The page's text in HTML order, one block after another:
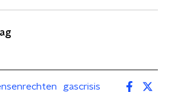
gascrisis